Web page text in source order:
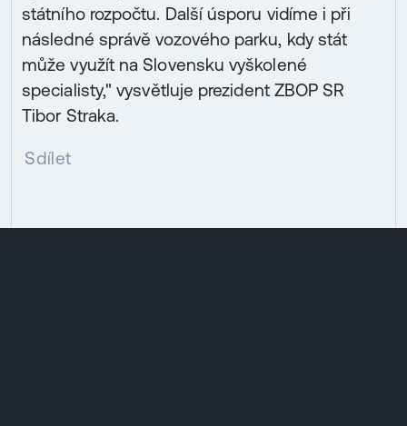
státního rozpočtu. Další úsporu vidíme i při
následné správě vozového parku, kdy stát
může využít na Slovensku vyškolené
specialisty," vysvětluje prezident ZBOP SR
Tibor Straka.
Sdílet